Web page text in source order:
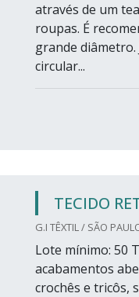
através de um
roupas. É
grande
circular...
TECIDO
G.I TÊXTIL / SÃO
Lote mínimo: 50
acabamentos
crochês e tricôs,